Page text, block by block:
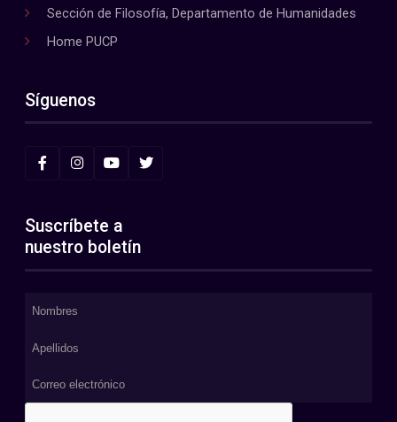
Sección de Filosofía, Departamento de Humanidades
Home PUCP
Síguenos
Suscríbete a
nuestro boletín